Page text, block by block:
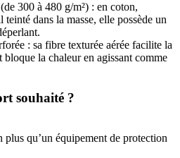
300 à 480 g/m²) : en coton,
dans la masse, elle possède un
: sa fibre texturée aérée facilite la
la chaleur en agissant comme
souhaité ?
plus qu’un équipement de protection